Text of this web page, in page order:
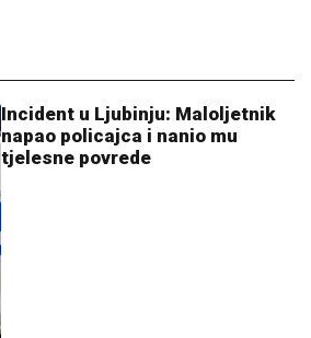
Incident u Ljubinju: Maloljetnik
napao policajca i nanio mu
tjelesne povrede